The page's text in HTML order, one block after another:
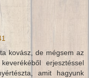
kovász, de mégsem az
erjesztéssel
amit hagyunk